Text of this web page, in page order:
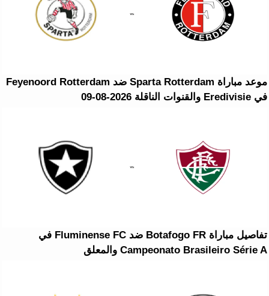
موعد مباراة Sparta Rotterdam ضد Feyenoord Rotterdam
في Eredivisie والقنوات الناقلة 2026-08-09
تفاصيل مباراة Botafogo FR ضد Fluminense FC في
Campeonato Brasileiro Série A والمعلق